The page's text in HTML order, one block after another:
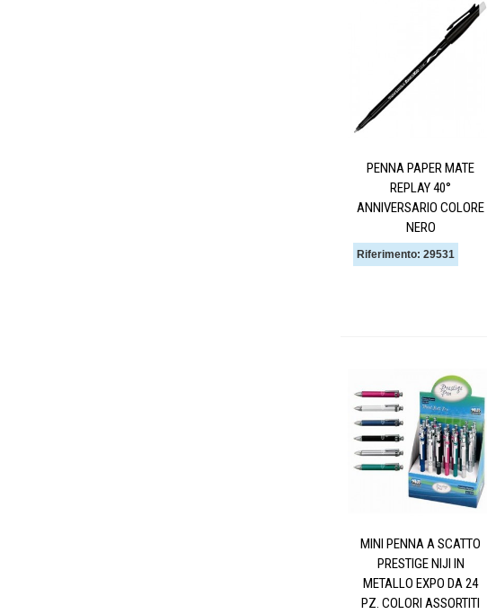
PENNA PAPER MATE
REPLAY 40°
ANNIVERSARIO COLORE
NERO
Riferimento: 29531
MINI PENNA A SCATTO
PRESTIGE NIJI IN
METALLO EXPO DA 24
PZ. COLORI ASSORTITI